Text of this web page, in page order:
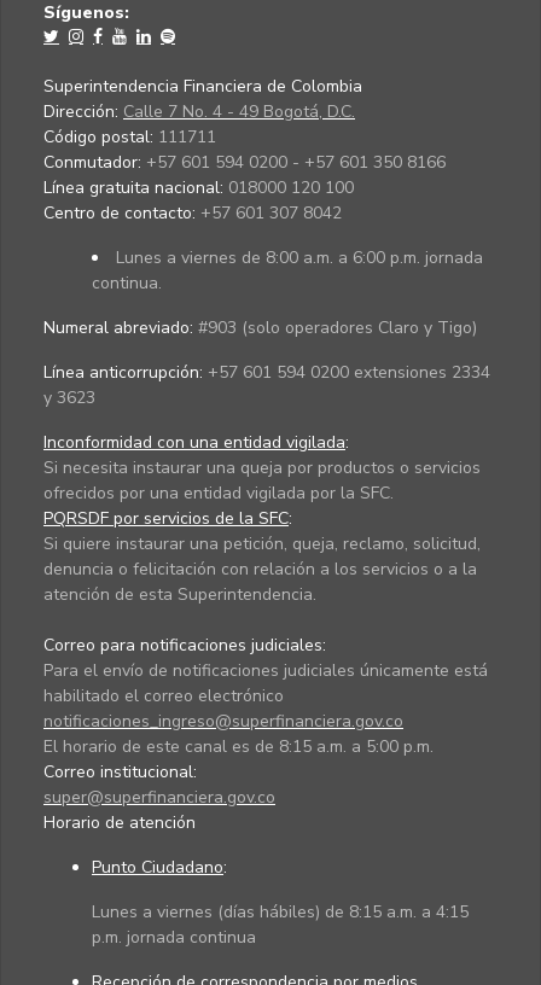
Síguenos:
Superintendencia Financiera de Colombia
Dirección: Calle 7 No. 4 - 49 Bogotá, D.C.
Código postal: 111711
Conmutador: +57 601 594 0200 - +57 601 350 8166
Línea gratuita nacional: 018000 120 100
Centro de contacto: +57 601 307 8042
Lunes a viernes de 8:00 a.m. a 6:00 p.m. jornada
continua.
Numeral abreviado: #903 (solo operadores Claro y Tigo)
Línea anticorrupción: +57 601 594 0200 extensiones 2334
y 3623
Inconformidad con una entidad vigilada:
Si necesita instaurar una queja por productos o servicios
ofrecidos por una entidad vigilada por la SFC.
PQRSDF por servicios de la SFC:
Si quiere instaurar una petición, queja, reclamo, solicitud,
denuncia o felicitación con relación a los servicios o a la
atención de esta Superintendencia.
Correo para notificaciones judiciales:
Para el envío de notificaciones judiciales únicamente está
habilitado el correo electrónico
notificaciones_ingreso@superfinanciera.gov.co
El horario de este canal es de 8:15 a.m. a 5:00 p.m.
Correo institucional:
super@superfinanciera.gov.co
Horario de atención
Punto Ciudadano:
Lunes a viernes (días hábiles) de 8:15 a.m. a 4:15
p.m. jornada continua